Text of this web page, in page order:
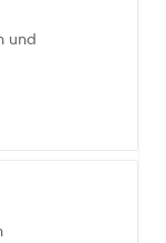
und